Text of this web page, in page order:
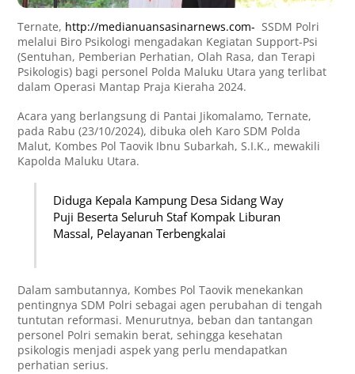
Ternate, http://medianuansasinarnews.com- SSDM Polri
melalui Biro Psikologi mengadakan Kegiatan Support-Psi
(Sentuhan, Pemberian Perhatian, Olah Rasa, dan Terapi
Psikologis) bagi personel Polda Maluku Utara yang terlibat
dalam Operasi Mantap Praja Kieraha 2024.
Acara yang berlangsung di Pantai Jikomalamo, Ternate,
pada Rabu (23/10/2024), dibuka oleh Karo SDM Polda
Malut, Kombes Pol Taovik Ibnu Subarkah, S.I.K., mewakili
Kapolda Maluku Utara.
Diduga Kepala Kampung Desa Sidang Way
Puji Beserta Seluruh Staf Kompak Liburan
Massal, Pelayanan Terbengkalai
Dalam sambutannya, Kombes Pol Taovik menekankan
pentingnya SDM Polri sebagai agen perubahan di tengah
tuntutan reformasi. Menurutnya, beban dan tantangan
personel Polri semakin berat, sehingga kesehatan
psikologis menjadi aspek yang perlu mendapatkan
perhatian serius.